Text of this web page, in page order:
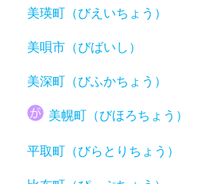
美瑛町（びえいちょう）
美唄市（びばいし）
美深町（びふかちょう）
美幌町（びほろちょう）
平取町（びらとりちょう）